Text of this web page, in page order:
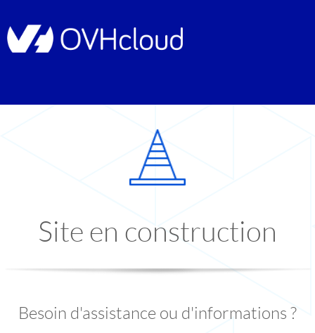
Site en construction
Besoin d'assistance ou d'informations ?